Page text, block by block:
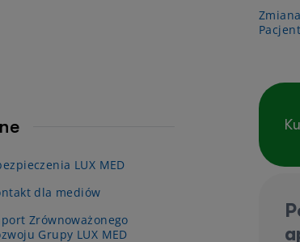
LUX MED
dla mediów
Zrównoważonego
Grupy LUX MED